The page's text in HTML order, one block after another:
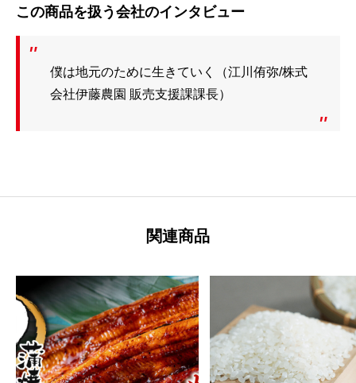
この商品を扱う会社のインタビュー
僕は地元のために生きていく（江川侑弥/株式
会社伊藤農園 販売支援課課長）
関連商品